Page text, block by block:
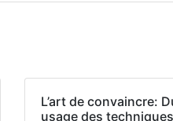
L’art de convaincre:
usage des techniques